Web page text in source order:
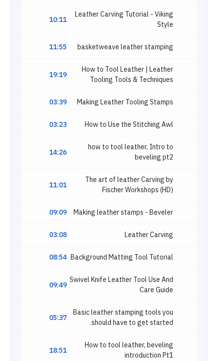
10:11
Leather Carving Tutorial - Viking
Style
11:55 basketweave leather stamping
19:19
How to Tool Leather | Leather
Tooling Tools & Techniques
03:39 Making Leather Tooling Stamps
03:23 How to Use the Stitching Awl
14:26
how to tool leather, Intro to
beveling pt2
11:01
The art of leather Carving by
Fischer Workshops (HD)
09:09 Making leather stamps - Beveler
03:08 Leather Carving
08:54 Background Matting Tool Tutorial
09:49 Swivel Knife Leather Tool Use And
Care Guide
05:37
Basic leather stamping tools you
should have to get started.
18:51
How to tool leather, beveling
introduction Pt1